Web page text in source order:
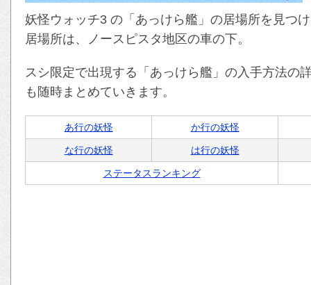
妖怪ウォッチ3 の「あっけら艦」の居場所を見つ
居場所は、ノースピスタ地区の車の下。
スシ限定で出現する「あっけら艦」の入手方法の
も随時まとめていきます。
あ行の妖怪 か行の妖怪
な行の妖怪 は行の妖怪
ステータスランキング